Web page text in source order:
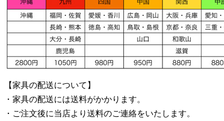
【家具の配送について】
・家具の配送には送料がかかります。
・ご注文後に当店より送料のご連絡をいたします。